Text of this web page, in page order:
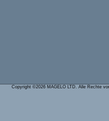
Copyright ©2026 MAGELO LTD. Alle Rechte